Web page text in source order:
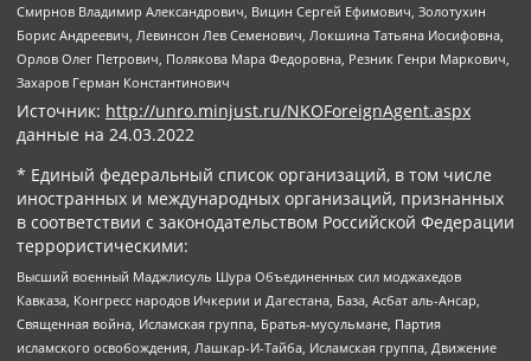
Смирнов Владимир Александрович, Вицин Сергей Ефимович, Золотухин
Борис Андреевич, Левинсон Лев Семенович, Локшина Татьяна Иосифовна,
Орлов Олег Петрович, Полякова Мара Федоровна, Резник Генри Маркович,
Захаров Герман Константинович
Источник: http://unro.minjust.ru/NKOForeignAgent.aspx
данные на 24.03.2022
* Единый федеральный список организаций, в том числе
иностранных и международных организаций, признанных
в соответствии с законодательством Российской Федерации
террористическими:
Высший военный Маджлисуль Шура Объединенных сил моджахедов
Кавказа, Конгресс народов Ичкерии и Дагестана, База, Асбат аль-Ансар,
Священная война, Исламская группа, Братья-мусульмане, Партия
исламского освобождения, Лашкар-И-Тайба, Исламская группа, Движение